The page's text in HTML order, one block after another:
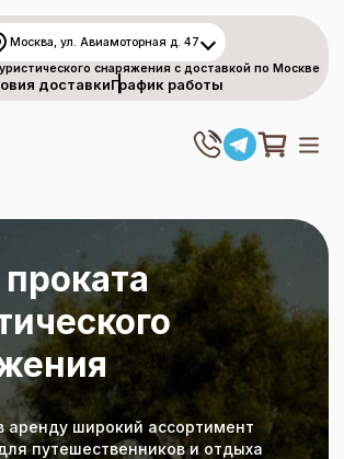
Москва, ул. Авиамоторная д. 47
снаряжения с доставкой по Москве
доставкиГрафик работы
аренду широкий ассортимент
путешественников и отдыха